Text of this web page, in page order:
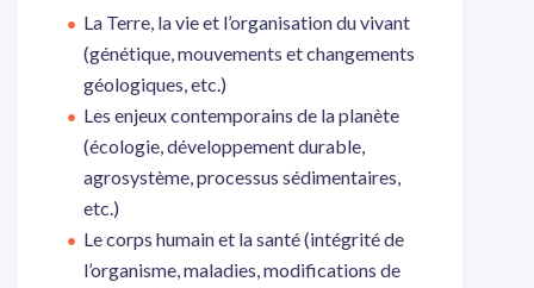
La Terre, la vie et l’organisation du vivant
(génétique, mouvements et changements
géologiques, etc.)
Les enjeux contemporains de la planète
(écologie, développement durable,
agrosystème, processus sédimentaires,
etc.)
Le corps humain et la santé (intégrité de
l’organisme, maladies, modifications de